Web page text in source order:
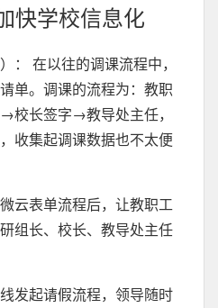
快学校信息化
： 在以往的调课流程中，
单。调课的流程为：教职
长签字→教导处主任，
收集起调课数据也不太便
云表单流程后，让教职工
组长、校长、教导处主任
发起请假流程，领导随时